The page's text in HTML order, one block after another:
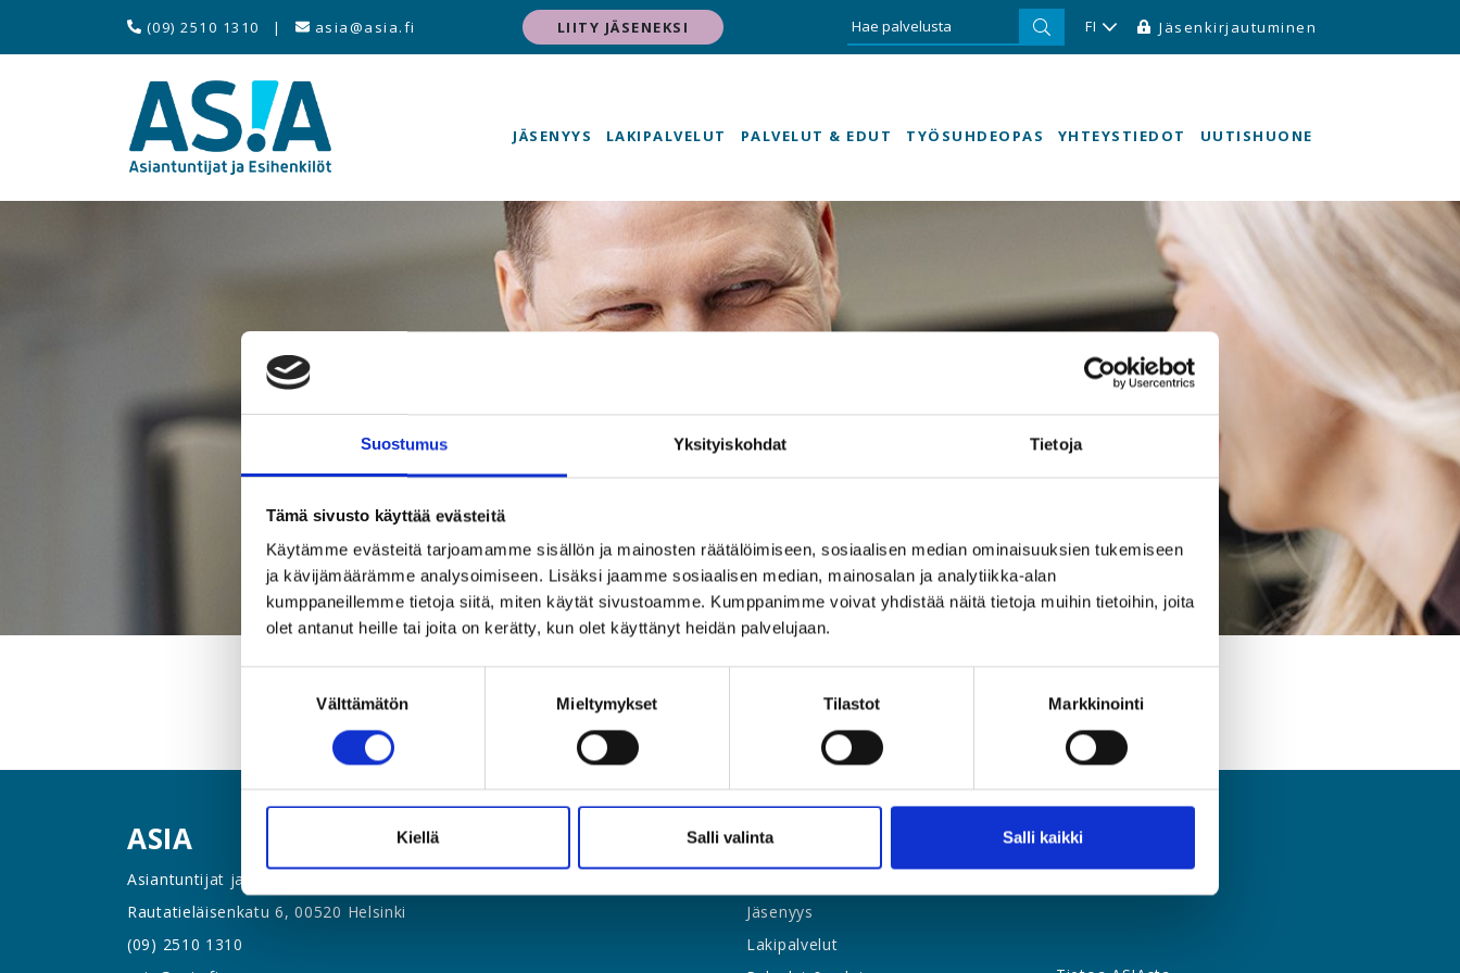
Suostumus Yksityiskohdat Tietoja
Tämä sivusto käyttää evästeitä
Käytämme evästeitä tarjoamamme sisällön ja mainosten räätälöimiseen, sosiaalisen median ominaisuuksien tukemiseen
ja kävijämäärämme analysoimiseen. Lisäksi jaamme sosiaalisen median, mainosalan ja analytiikka-alan
kumppaneillemme tietoja siitä, miten käytät sivustoamme. Kumppanimme voivat yhdistää näitä tietoja muihin tietoihin, joita
olet antanut heille tai joita on kerätty, kun olet käyttänyt heidän palvelujaan.
Välttämätön Mieltymykset Tilastot Markkinointi
Kiellä Salli valinta Salli kaikki
(09) 2510 1310 | asia@asia.fi LIITY JÄSENEKSI FI Jäsenkirjautuminen
JÄSENYYS LAKIPALVELUT PALVELUT & EDUT TYÖSUHDEOPAS YHTEYSTIEDOT UUTISHUONE
Uutishuone - syöte
ASIA
Asiantuntijat ja Esihenkilöt ASIA ry
Rautatieläisenkatu 6, 00520 Helsinki
(09) 2510 1310
Jäsenyys
Lakipalvelut